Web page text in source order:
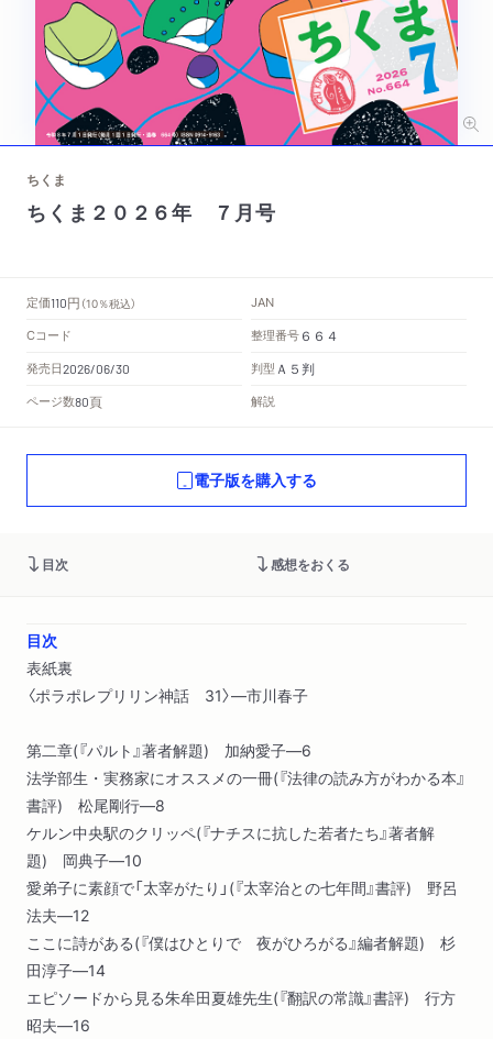
ちくま
ちくま２０２６年 ７月号
定価110円 （10％税込）
JAN
Cコード
整理番号 ６６４
発売日2026/06/30 判型 Ａ５判
ページ数80頁 解説
電子版を購入する
目次 感想をおくる
目次
表紙裏
〈ポラポレプリリン神話 31〉―市川春子
第二章(『パルト』著者解題) 加納愛子―6
法学部生・実務家にオススメの一冊(『法律の読み方がわかる本』
書評) 松尾剛行―8
ケルン中央駅のクリッペ(『ナチスに抗した若者たち』著者解
題) 岡典子―10
愛弟子に素顔で「太宰がたり」(『太宰治との七年間』書評) 野呂
法夫―12
ここに詩がある(『僕はひとりで 夜がひろがる』編者解題) 杉
田淳子―14
エピソードから見る朱牟田夏雄先生(『翻訳の常識』書評) 行方
昭夫―16